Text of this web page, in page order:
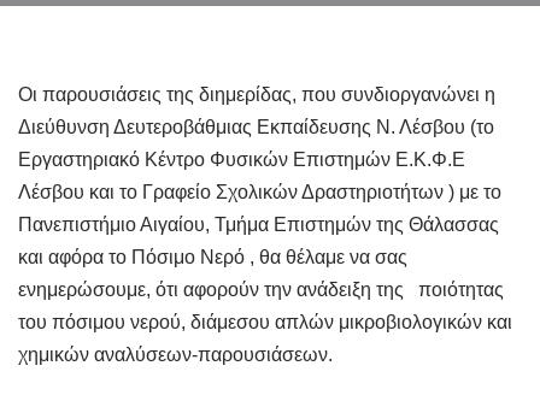
Οι παρουσιάσεις της διημερίδας, που συνδιοργανώνει η
Διεύθυνση Δευτεροβάθμιας Εκπαίδευσης Ν. Λέσβου (το
Εργαστηριακό Κέντρο Φυσικών Επιστημών Ε.Κ.Φ.Ε
Λέσβου και το Γραφείο Σχολικών Δραστηριοτήτων ) με το
Πανεπιστήμιο Αιγαίου, Τμήμα Επιστημών της Θάλασσας
και αφόρα το Πόσιμο Νερό , θα θέλαμε να σας
ενημερώσουμε, ότι αφορούν την ανάδειξη της ποιότητας
του πόσιμου νερού, διάμεσου απλών μικροβιολογικών και
χημικών αναλύσεων-παρουσιάσεων.